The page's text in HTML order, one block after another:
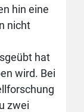
hin eine
nicht
hat
wird. Bei
zwei